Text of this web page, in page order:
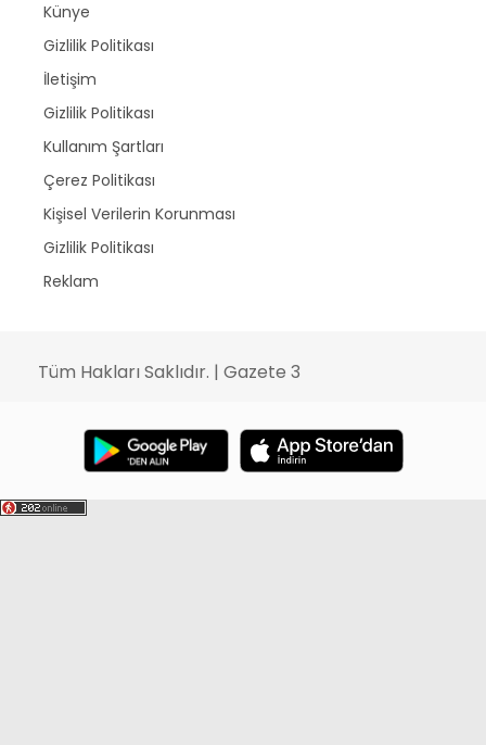
Künye
Gizlilik Politikası
İletişim
Gizlilik Politikası
Kullanım Şartları
Çerez Politikası
Kişisel Verilerin Korunması
Gizlilik Politikası
Reklam
Tüm Hakları Saklıdır. | Gazete 3